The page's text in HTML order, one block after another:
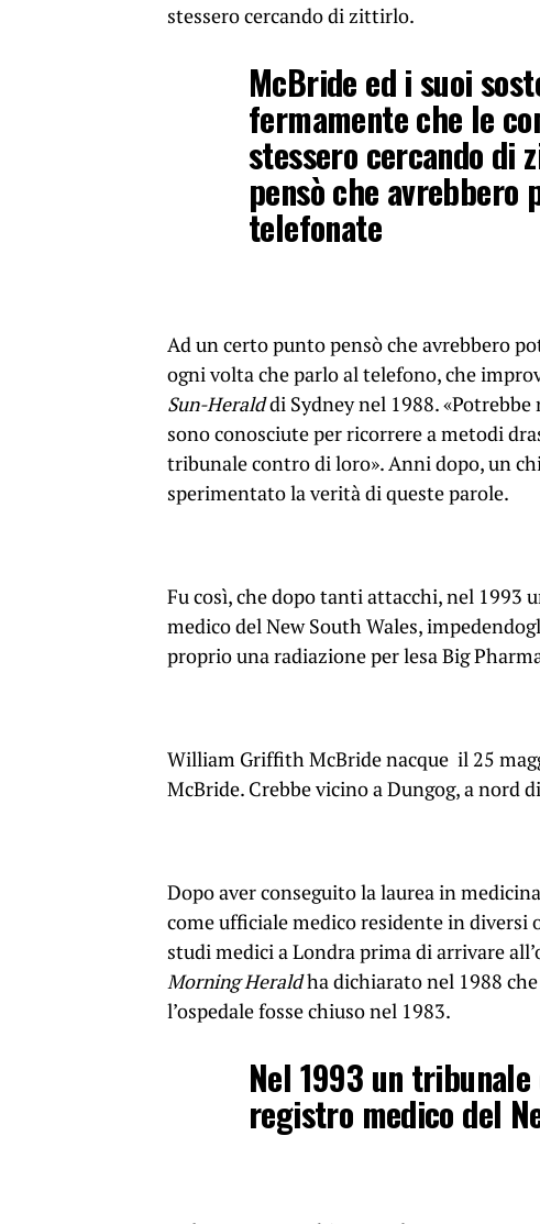
stessero cercando di zittirlo.
McBride ed i suoi
fermamente che le
stessero cercando di
pensò che
telefonate
Ad un certo punto pensò che avrebbero
ogni volta che parlo al telefono, che
Sun-Heralddi Sydney nel 1988.
sono conosciute per ricorrere a metodi
tribunale contro di loro». Anni dopo, un
sperimentato la verità di queste parole.
Fu così, che dopo tanti attacchi, nel 1993
medico del New South Wales,
proprio una radiazione per lesa Big
William Griffith McBride nacque il 25
McBride. Crebbe vicino a Dungog, a nord
Dopo aver conseguito la laurea in
come ufficiale medico residente in
studi medici a Londra prima di arrivare
Morning Heraldha dichiarato nel 1988
l’ospedale fosse chiuso nel 1983.
Nel 1993 un
registro medico del